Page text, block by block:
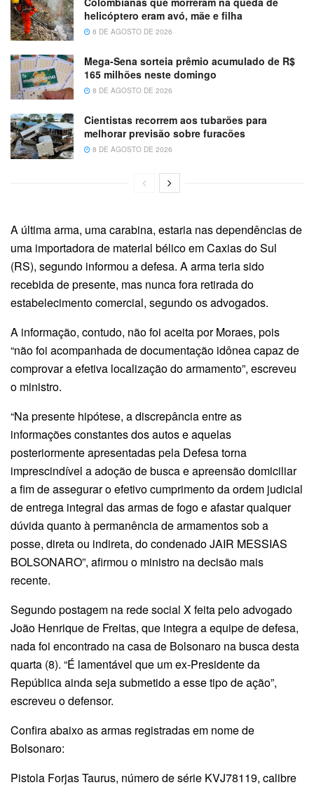
helicóptero eram avó, mãe e filha
8 DE AGOSTO DE 2026
Mega-Sena sorteia prêmio acumulado de R$
165 milhões neste domingo
8 DE AGOSTO DE 2026
Cientistas recorrem aos tubarões para
melhorar previsão sobre furacões
8 DE AGOSTO DE 2026
A última arma, uma carabina, estaria nas dependências de
uma importadora de material bélico em Caxias do Sul
(RS), segundo informou a defesa. A arma teria sido
recebida de presente, mas nunca fora retirada do
estabelecimento comercial, segundo os advogados.
A informação, contudo, não foi aceita por Moraes, pois
“não foi acompanhada de documentação idônea capaz de
comprovar a efetiva localização do armamento”, escreveu
o ministro.
“Na presente hipótese, a discrepância entre as
informações constantes dos autos e aquelas
posteriormente apresentadas pela Defesa torna
imprescindível a adoção de busca e apreensão domiciliar
a fim de assegurar o efetivo cumprimento da ordem judicial
de entrega integral das armas de fogo e afastar qualquer
dúvida quanto à permanência de armamentos sob a
posse, direta ou indireta, do condenado JAIR MESSIAS
BOLSONARO”, afirmou o ministro na decisão mais
recente.
Segundo postagem na rede social X feita pelo advogado
João Henrique de Freitas, que integra a equipe de defesa,
nada foi encontrado na casa de Bolsonaro na busca desta
quarta (8). “É lamentável que um ex-Presidente da
República ainda seja submetido a esse tipo de ação”,
escreveu o defensor.
Confira abaixo as armas registradas em nome de
Bolsonaro:
Pistola Forjas Taurus, número de série KVJ78119, calibre